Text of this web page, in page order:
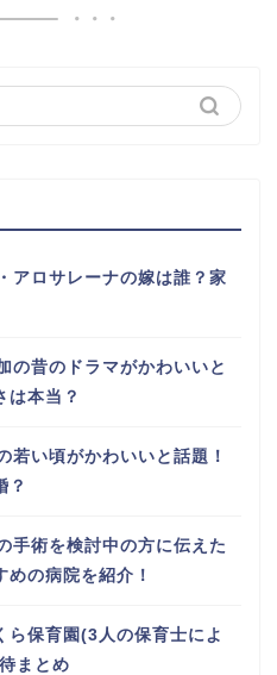
アロサレーナの嫁は誰？家
の昔のドラマがかわいいと
は本当？
若い頃がかわいいと話題！
？
手術を検討中の方に伝えた
めの病院を紹介！
ら保育園(3人の保育士によ
まとめ